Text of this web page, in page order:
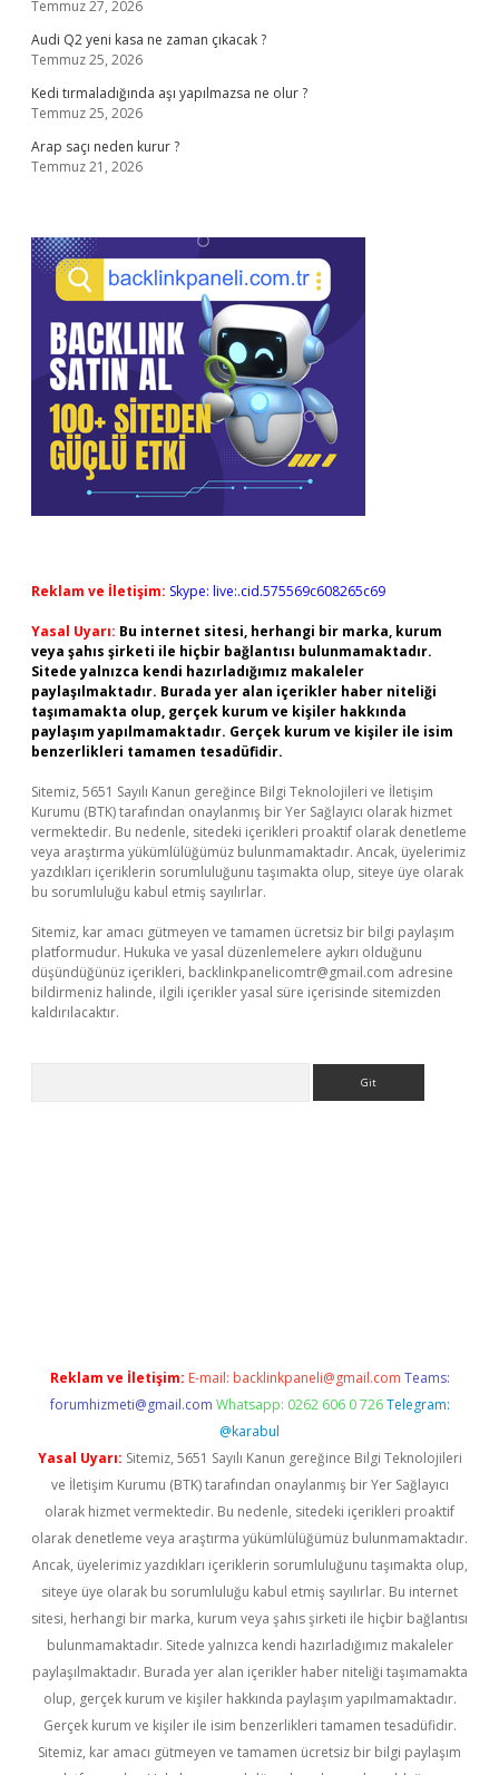
Temmuz 27, 2026
Audi Q2 yeni kasa ne zaman çıkacak ?
Temmuz 25, 2026
Kedi tırmaladığında aşı yapılmazsa ne olur ?
Temmuz 25, 2026
Arap saçı neden kurur ?
Temmuz 21, 2026
Reklam ve İletişim: Skype: live:.cid.575569c608265c69
Yasal Uyarı: Bu internet sitesi, herhangi bir marka, kurum
veya şahıs şirketi ile hiçbir bağlantısı bulunmamaktadır.
Sitede yalnızca kendi hazırladığımız makaleler
paylaşılmaktadır. Burada yer alan içerikler haber niteliği
taşımamakta olup, gerçek kurum ve kişiler hakkında
paylaşım yapılmamaktadır. Gerçek kurum ve kişiler ile isim
benzerlikleri tamamen tesadüfidir.
Sitemiz, 5651 Sayılı Kanun gereğince Bilgi Teknolojileri ve İletişim
Kurumu (BTK) tarafından onaylanmış bir Yer Sağlayıcı olarak hizmet
vermektedir. Bu nedenle, sitedeki içerikleri proaktif olarak denetleme
veya araştırma yükümlülüğümüz bulunmamaktadır. Ancak, üyelerimiz
yazdıkları içeriklerin sorumluluğunu taşımakta olup, siteye üye olarak
bu sorumluluğu kabul etmiş sayılırlar.
Sitemiz, kar amacı gütmeyen ve tamamen ücretsiz bir bilgi paylaşım
platformudur. Hukuka ve yasal düzenlemelere aykırı olduğunu
düşündüğünüz içerikleri, backlinkpanelicomtr@gmail.com adresine
bildirmeniz halinde, ilgili içerikler yasal süre içerisinde sitemizden
kaldırılacaktır.
Reklam ve İletişim: E-mail: backlinkpaneli@gmail.com Teams:
forumhizmeti@gmail.com Whatsapp: 0262 606 0 726 Telegram:
@karabul
Yasal Uyarı: Sitemiz, 5651 Sayılı Kanun gereğince Bilgi Teknolojileri
ve İletişim Kurumu (BTK) tarafından onaylanmış bir Yer Sağlayıcı
olarak hizmet vermektedir. Bu nedenle, sitedeki içerikleri proaktif
olarak denetleme veya araştırma yükümlülüğümüz bulunmamaktadır.
Ancak, üyelerimiz yazdıkları içeriklerin sorumluluğunu taşımakta olup,
siteye üye olarak bu sorumluluğu kabul etmiş sayılırlar. Bu internet
sitesi, herhangi bir marka, kurum veya şahıs şirketi ile hiçbir bağlantısı
bulunmamaktadır. Sitede yalnızca kendi hazırladığımız makaleler
paylaşılmaktadır. Burada yer alan içerikler haber niteliği taşımamakta
olup, gerçek kurum ve kişiler hakkında paylaşım yapılmamaktadır.
Gerçek kurum ve kişiler ile isim benzerlikleri tamamen tesadüfidir.
Sitemiz, kar amacı gütmeyen ve tamamen ücretsiz bir bilgi paylaşım